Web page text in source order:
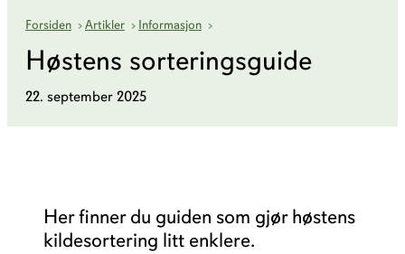
Forsiden ›Artikler › Informasjon ›Høstens sorteringsguide
Høstens sorteringsguide
22. september 2025
Her finner du guiden som gjør høstens
kildesortering litt enklere.